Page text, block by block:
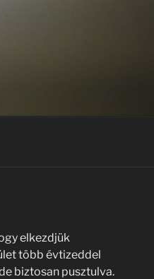
elkezdjük
több évtizeddel
biztosan pusztulva.